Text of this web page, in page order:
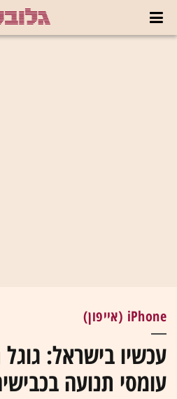
iPhone (אייפון)
עכשיו בישראל:
עומסי תנועה